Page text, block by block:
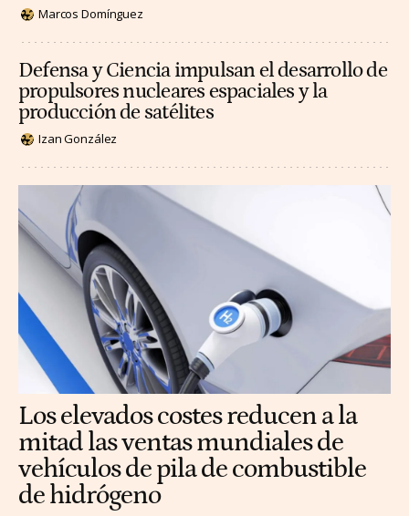
Marcos Domínguez
Defensa y Ciencia impulsan el desarrollo de
propulsores nucleares espaciales y la
producción de satélites
Izan González
Los elevados costes reducen a la
mitad las ventas mundiales de
vehículos de pila de combustible
de hidrógeno